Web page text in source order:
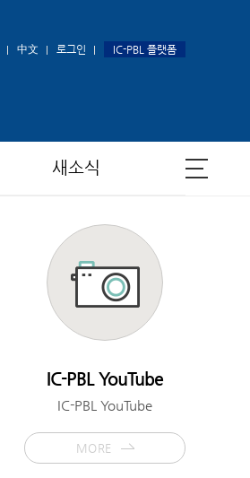
中文 로그인 IC-PBL 플랫폼
새소식
IC-PBL YouTube
IC-PBL YouTube
MORE